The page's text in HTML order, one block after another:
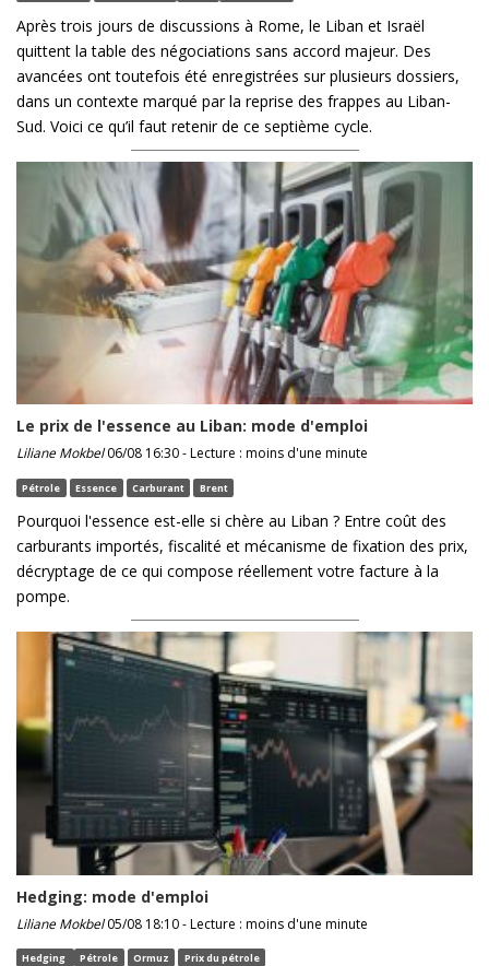
Après trois jours de discussions à Rome, le Liban et Israël
quittent la table des négociations sans accord majeur. Des
avancées ont toutefois été enregistrées sur plusieurs dossiers,
dans un contexte marqué par la reprise des frappes au Liban-
Sud. Voici ce qu’il faut retenir de ce septième cycle.
Le prix de l'essence au Liban: mode d'emploi
Liliane Mokbel06/08 16:30 - Lecture : moins d'une minute
Pétrole Essence Carburant Brent
Pourquoi l'essence est-elle si chère au Liban ? Entre coût des
carburants importés, fiscalité et mécanisme de fixation des prix,
décryptage de ce qui compose réellement votre facture à la
pompe.
Hedging: mode d'emploi
Liliane Mokbel05/08 18:10 - Lecture : moins d'une minute
Hedging Pétrole Ormuz Prix du pétrole